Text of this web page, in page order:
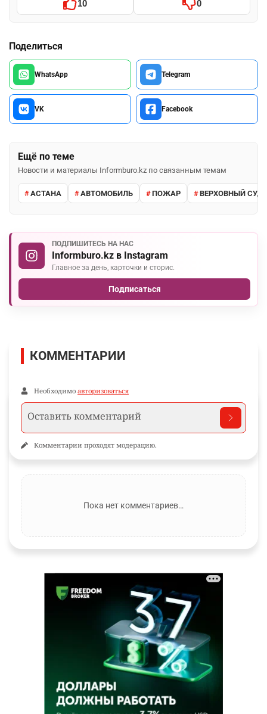
10 0
Поделиться
WhatsApp Telegram
VK Facebook
Ещё по теме
Новости и материалы Informburo.kz по связанным темам
АСТАНА АВТОМОБИЛЬ ПОЖАР ВЕРХОВНЫЙ СУД
ПОДПИШИТЕСЬ НА НАС
Informburo.kz в Instagram
Главное за день, карточки и сторис.
Подписаться
КОММЕНТАРИИ
Необходимо авторизоваться
Комментарии проходят модерацию.
Пока нет комментариев…